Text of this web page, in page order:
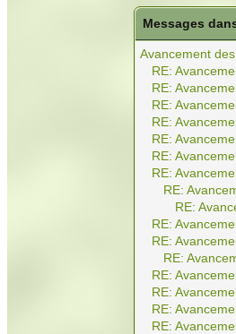
Messages
Avancement
RE:
RE:
RE:
RE:
RE:
RE:
RE:
RE:
RE:
RE:
RE:
RE:
RE:
RE:
RE:
RE: